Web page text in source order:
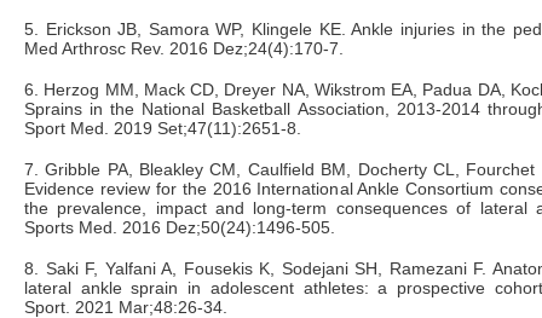
5. Erickson JB, Samora WP, Klingele KE. Ankle injuries in the
Med Arthrosc Rev. 2016 Dez;24(4):170-7.
6. Herzog MM, Mack CD, Dreyer NA, Wikstrom EA, Padua DA,
Sprains in the National Basketball Association, 2013-2014
Sport Med. 2019 Set;47(11):2651-8.
7. Gribble PA, Bleakley CM, Caulfield BM, Docherty CL,
Evidence review for the 2016 International Ankle Consortium
the prevalence, impact and long-term consequences of lateral
Sports Med. 2016 Dez;50(24):1496-505.
8. Saki F, Yalfani A, Fousekis K, Sodejani SH, Ramezani F.
lateral ankle sprain in adolescent athletes: a prospective
Sport. 2021 Mar;48:26-34.